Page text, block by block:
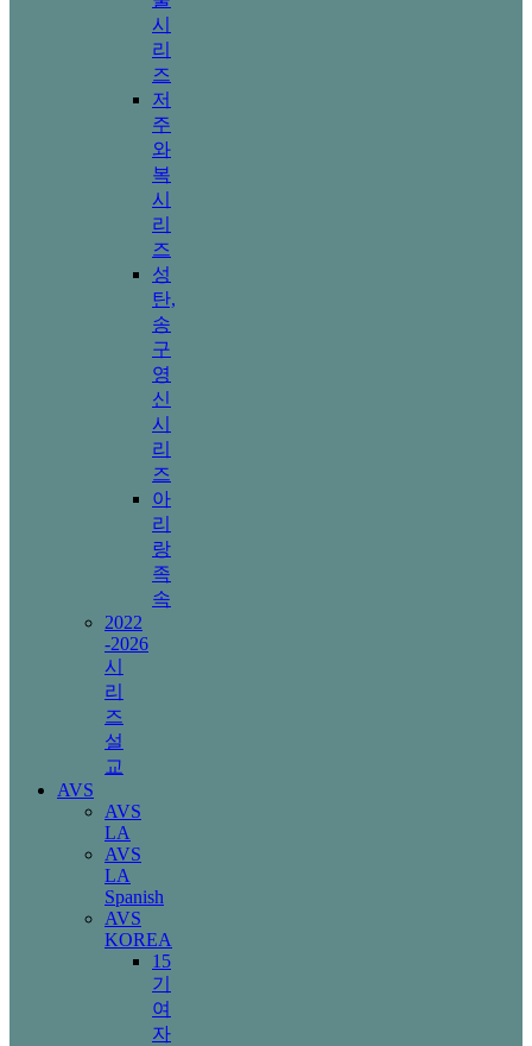
시
리
즈
저
주
와
복
시
리
즈
성
탄,
송
구
영
신
시
리
즈
아
리
랑
족
속
2022
-2026
시
리
즈
설
교
AVS
AVS
LA
AVS
LA
Spanish
AVS
KOREA
15
기
여
자